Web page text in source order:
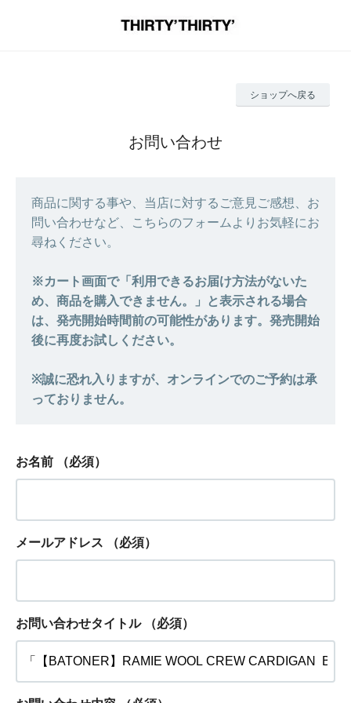
ショップへ戻る
お問い合わせ
商品に関する事や、当店に対するご意見ご感想、お
問い合わせなど、こちらのフォームよりお気軽にお
尋ねください。
お名前 （必須）
メールアドレス （必須）
お問い合わせタイトル （必須）